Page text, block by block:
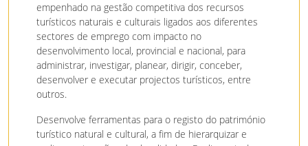
empenhado na gestão competitiva dos recursos
turísticos naturais e culturais ligados aos diferentes
sectores de emprego com impacto no
desenvolvimento local, provincial e nacional, para
administrar, investigar, planear, dirigir, conceber,
desenvolver e executar projectos turísticos, entre
outros.
Desenvolve ferramentas para o registo do património
turístico natural e cultural, a fim de hierarquizar e